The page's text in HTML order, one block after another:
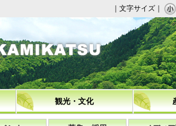
｜文字サイズ｜
観光・文化